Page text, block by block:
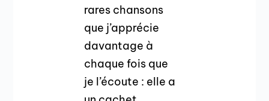
rares chansons
que j’apprécie
davantage à
chaque fois que
je l’écoute : elle a